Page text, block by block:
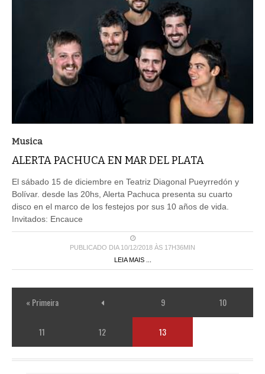
Musica
ALERTA PACHUCA EN MAR DEL PLATA
El sábado 15 de diciembre en Teatriz Diagonal Pueyrredón y
Bolívar. desde las 20hs, Alerta Pachuca presenta su cuarto
disco en el marco de los festejos por sus 10 años de vida.
Invitados: Encauce
PUBLICADO DIA 10/12/2018 ÀS 17H36MIN
LEIA MAIS ...
« Primeira 9 10
11 12 13